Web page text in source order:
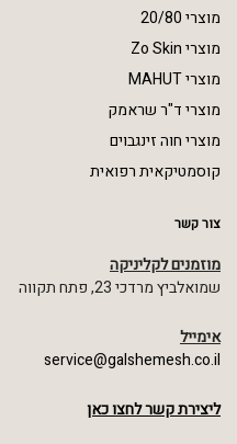
מוצרי 20/80
מוצרי Zo Skin
מוצרי MAHUT
מוצרי ד"ר שראמק
מוצרי חוה זינגבוים
קוסמטיקאית רפואית
צור קשר
מוזמנים לקליניקה
שמואלביץ מרדכי 23, פתח תקווה
אימייל
service@galshemesh.co.il
ליצירת קשר לחצו כאן